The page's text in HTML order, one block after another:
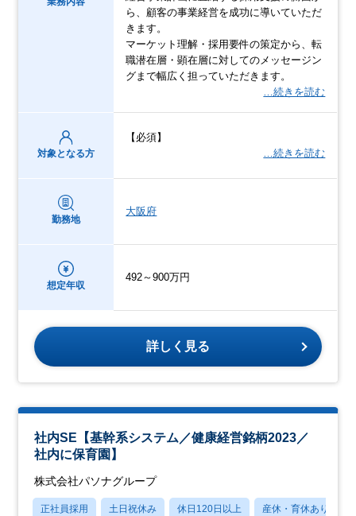
ら、顧客の事業経営を成功に導いていただ
きます。
マーケット理解・採用要件の策定から、転
職潜在層・顕在層に対してのメッセージン
グまで幅広く担っていただきます。
…続きを読む
対象となる方
【必須】
…続きを読む
勤務地
大阪府
想定年収
492～900万円
詳しく見る
社内SE【基幹系システム／健康経営銘柄2023／
社内に保育園】
株式会社パソナグループ
正社員採用 土日祝休み 休日120日以上 産休・育休あり